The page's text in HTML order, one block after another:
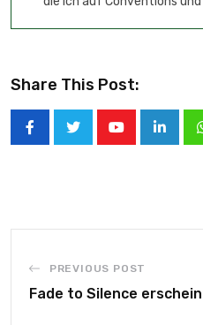
Share This Post:
PREVIOUS POST
Fade to Silence